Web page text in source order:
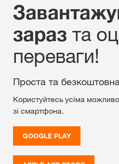
зараз та
переваги!
Проста та
Користуйтесь усіма
зі смартфона.
GOOGLE PLAY